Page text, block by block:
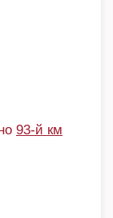
93-й км